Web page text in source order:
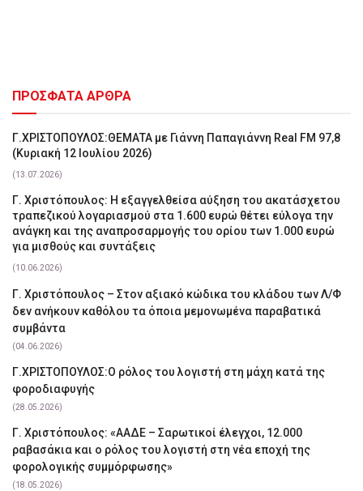
ΠΡΟΣΦΑΤΑ ΑΡΘΡΑ
Γ.ΧΡΙΣΤΟΠΟΥΛΟΣ:ΘΕΜΑΤΑ με Γιάννη Παπαγιάννη Real FM 97,8
(Κυριακή 12 Ιουλίου 2026)
(13.07.2026)
Γ. Χριστόπουλος: Η εξαγγελθείσα αύξηση του ακατάσχετου
τραπεζικού λογαριασμού στα 1.600 ευρώ θέτει εύλογα την
ανάγκη και της αναπροσαρμογής του ορίου των 1.000 ευρώ
για μισθούς και συντάξεις
(10.06.2026)
Γ. Χριστόπουλος – Στον αξιακό κώδικα του κλάδου των Λ/Φ
δεν ανήκουν καθόλου τα όποια μεμονωμένα παραβατικά
συμβάντα
(04.06.2026)
Γ.ΧΡΙΣΤΟΠΟΥΛΟΣ:Ο ρόλος του λογιστή στη μάχη κατά της
φοροδιαφυγής
(28.05.2026)
Γ. Χριστόπουλος: «ΑΑΔΕ – Σαρωτικοί έλεγχοι, 12.000
ραβασάκια και ο ρόλος του λογιστή στη νέα εποχή της
φορολογικής συμμόρφωσης»
(18.05.2026)